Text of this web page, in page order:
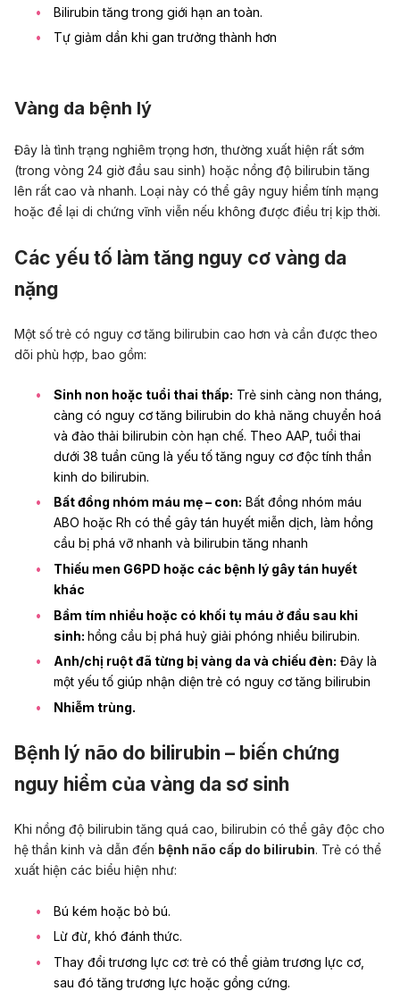
Bilirubin tăng trong giới hạn an toàn.
Tự giảm dần khi gan trưởng thành hơn
Vàng da bệnh lý
Đây là tình trạng nghiêm trọng hơn, thường xuất hiện rất sớm
(trong vòng 24 giờ đầu sau sinh) hoặc nồng độ bilirubin tăng
lên rất cao và nhanh. Loại này có thể gây nguy hiểm tính mạng
hoặc để lại di chứng vĩnh viễn nếu không được điều trị kịp thời.
Các yếu tố làm tăng nguy cơ vàng da
nặng
Một số trẻ có nguy cơ tăng bilirubin cao hơn và cần được theo
dõi phù hợp, bao gồm:
Sinh non hoặc tuổi thai thấp: Trẻ sinh càng non tháng,
càng có nguy cơ tăng bilirubin do khả năng chuyển hoá
và đào thải bilirubin còn hạn chế. Theo AAP, tuổi thai
dưới 38 tuần cũng là yếu tố tăng nguy cơ độc tính thần
kinh do bilirubin.
Bất đồng nhóm máu mẹ – con: Bất đồng nhóm máu
ABO hoặc Rh có thể gây tán huyết miễn dịch, làm hồng
cầu bị phá vỡ nhanh và bilirubin tăng nhanh
Thiếu men G6PD hoặc các bệnh lý gây tán huyết
khác
Bầm tím nhiều hoặc có khối tụ máu ở đầu sau khi
sinh: hồng cầu bị phá huỷ giải phóng nhiều bilirubin.
Anh/chị ruột đã từng bị vàng da và chiếu đèn: Đây là
một yếu tố giúp nhận diện trẻ có nguy cơ tăng bilirubin
Nhiễm trùng.
Bệnh lý não do bilirubin – biến chứng
nguy hiểm của vàng da sơ sinh
Khi nồng độ bilirubin tăng quá cao, bilirubin có thể gây độc cho
hệ thần kinh và dẫn đến bệnh não cấp do bilirubin. Trẻ có thể
xuất hiện các biểu hiện như:
Bú kém hoặc bỏ bú.
Lừ đừ, khó đánh thức.
Thay đổi trương lực cơ: trẻ có thể giảm trương lực cơ,
sau đó tăng trương lực hoặc gồng cứng.